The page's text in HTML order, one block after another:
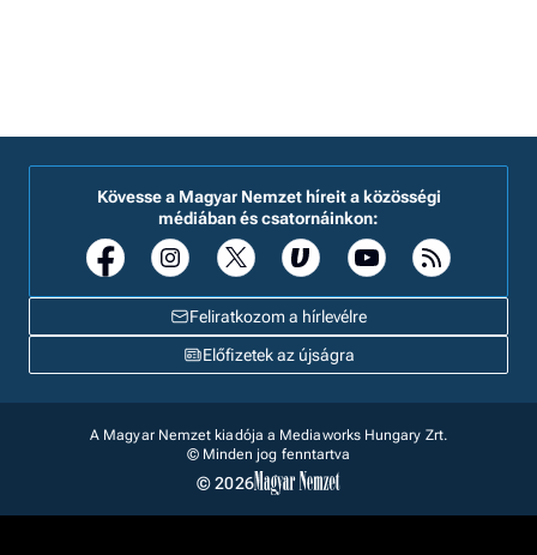
Feliratkozom a hírlevélre
Kövesse a Magyar Nemzet híreit a közösségi
médiában és csatornáinkon:
Előfizetek az újságra
A Magyar Nemzet kiadója a Mediaworks Hungary Zrt.
© Minden jog fenntartva
© 2026